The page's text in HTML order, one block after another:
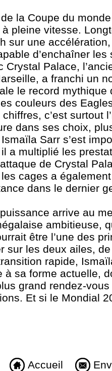
la Coupe du
pleine vitesse.
sur une
d’enchaîner
Crystal Palace,
a franchi un
le record mythique
couleurs des
c’est surtout
dans ses choix,
Sarr s’est
a multiplié les
de Crystal
cages a
dans le dernier
arrive au
ambitieuse,
être l’une des
sur les deux ailes,
rapide,
à sa forme actuelle,
grand rendez-
Et si le Mondial
Accueil